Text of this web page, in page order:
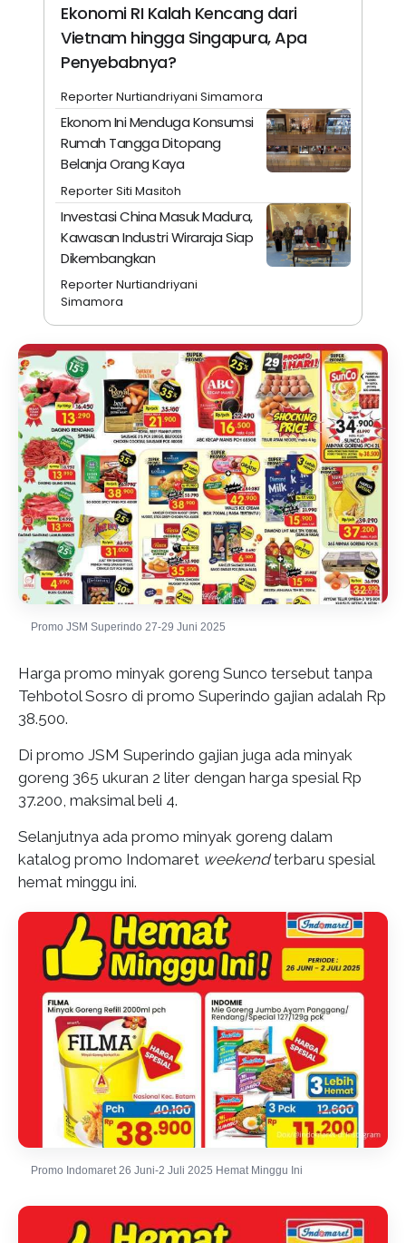
Ekonomi RI Kalah Kencang dari
Vietnam hingga Singapura, Apa
Penyebabnya?
Reporter Nurtiandriyani Simamora
Ekonom Ini Menduga Konsumsi
Rumah Tangga Ditopang
Belanja Orang Kaya
Reporter Siti Masitoh
Investasi China Masuk Madura,
Kawasan Industri Wiraraja Siap
Dikembangkan
Reporter Nurtiandriyani
Simamora
Promo JSM Superindo 27-29 Juni 2025
Harga promo minyak goreng Sunco tersebut tanpa
Tehbotol Sosro di promo Superindo gajian adalah Rp
38.500.
Di promo JSM Superindo gajian juga ada minyak
goreng 365 ukuran 2 liter dengan harga spesial Rp
37.200, maksimal beli 4.
Selanjutnya ada promo minyak goreng dalam
katalog promo Indomaret weekendterbaru spesial
hemat minggu ini.
Promo Indomaret 26 Juni-2 Juli 2025 Hemat Minggu Ini